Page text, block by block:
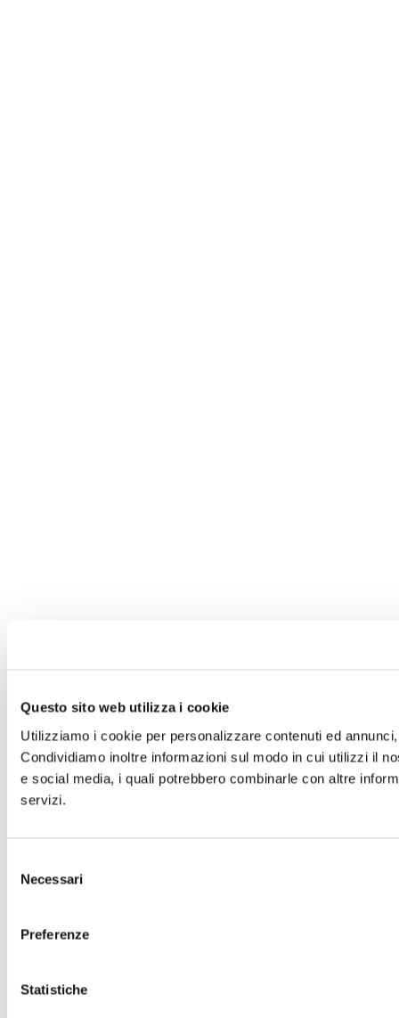
Questo sito web utilizza i cookie
Utilizziamo i cookie per personalizzare contenuti ed
Condividiamo inoltre informazioni sul modo in cui utilizzi il
e social media, i quali potrebbero combinarle con altre
servizi.
delNecessari
Preferenze
Statistiche